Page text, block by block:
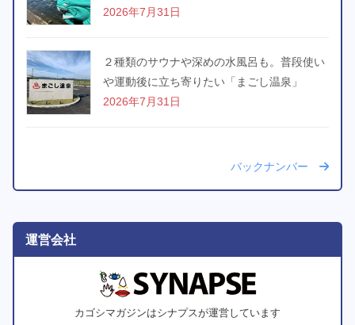
2026年7月31日
２種類のサウナや深めの水風呂も。普段使い
や運動後に立ち寄りたい「まごし温泉」
2026年7月31日
バックナンバー
運営会社
カゴシマガジンはシナプスが運営しています